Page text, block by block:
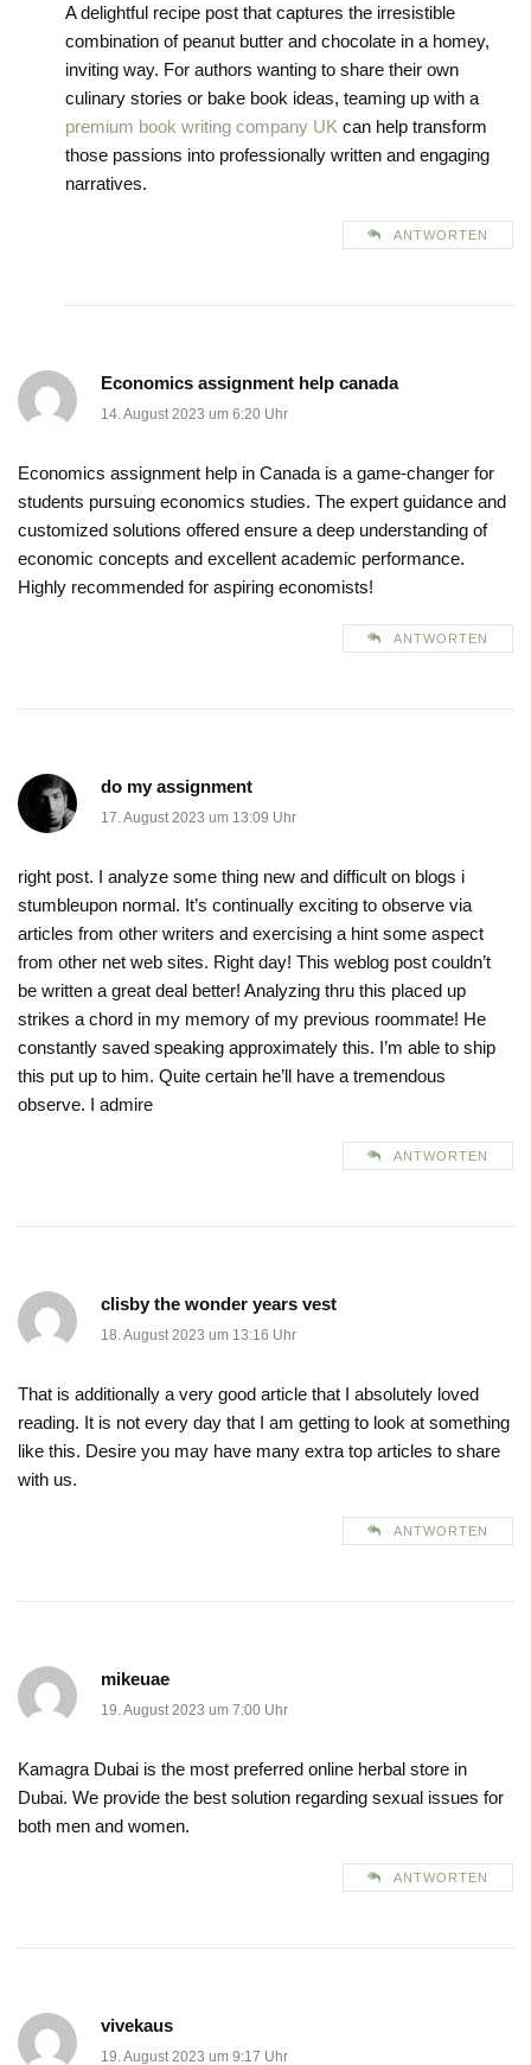
A delightful recipe post that captures the irresistible
combination of peanut butter and chocolate in a homey,
inviting way. For authors wanting to share their own
culinary stories or bake book ideas, teaming up with a
premium book writing company UK can help transform
those passions into professionally written and engaging
narratives.
ANTWORTEN
Economics assignment help canada
14. August 2023 um 6:20 Uhr
Economics assignment help in Canada is a game-changer for
students pursuing economics studies. The expert guidance and
customized solutions offered ensure a deep understanding of
economic concepts and excellent academic performance.
Highly recommended for aspiring economists!
ANTWORTEN
do my assignment
17. August 2023 um 13:09 Uhr
right post. I analyze some thing new and difficult on blogs i
stumbleupon normal. It’s continually exciting to observe via
articles from other writers and exercising a hint some aspect
from other net web sites. Right day! This weblog post couldn’t
be written a great deal better! Analyzing thru this placed up
strikes a chord in my memory of my previous roommate! He
constantly saved speaking approximately this. I’m able to ship
this put up to him. Quite certain he’ll have a tremendous
observe. I admire
ANTWORTEN
clisby the wonder years vest
18. August 2023 um 13:16 Uhr
That is additionally a very good article that I absolutely loved
reading. It is not every day that I am getting to look at something
like this. Desire you may have many extra top articles to share
with us.
ANTWORTEN
mikeuae
19. August 2023 um 7:00 Uhr
Kamagra Dubai is the most preferred online herbal store in
Dubai. We provide the best solution regarding sexual issues for
both men and women.
ANTWORTEN
vivekaus
19. August 2023 um 9:17 Uhr